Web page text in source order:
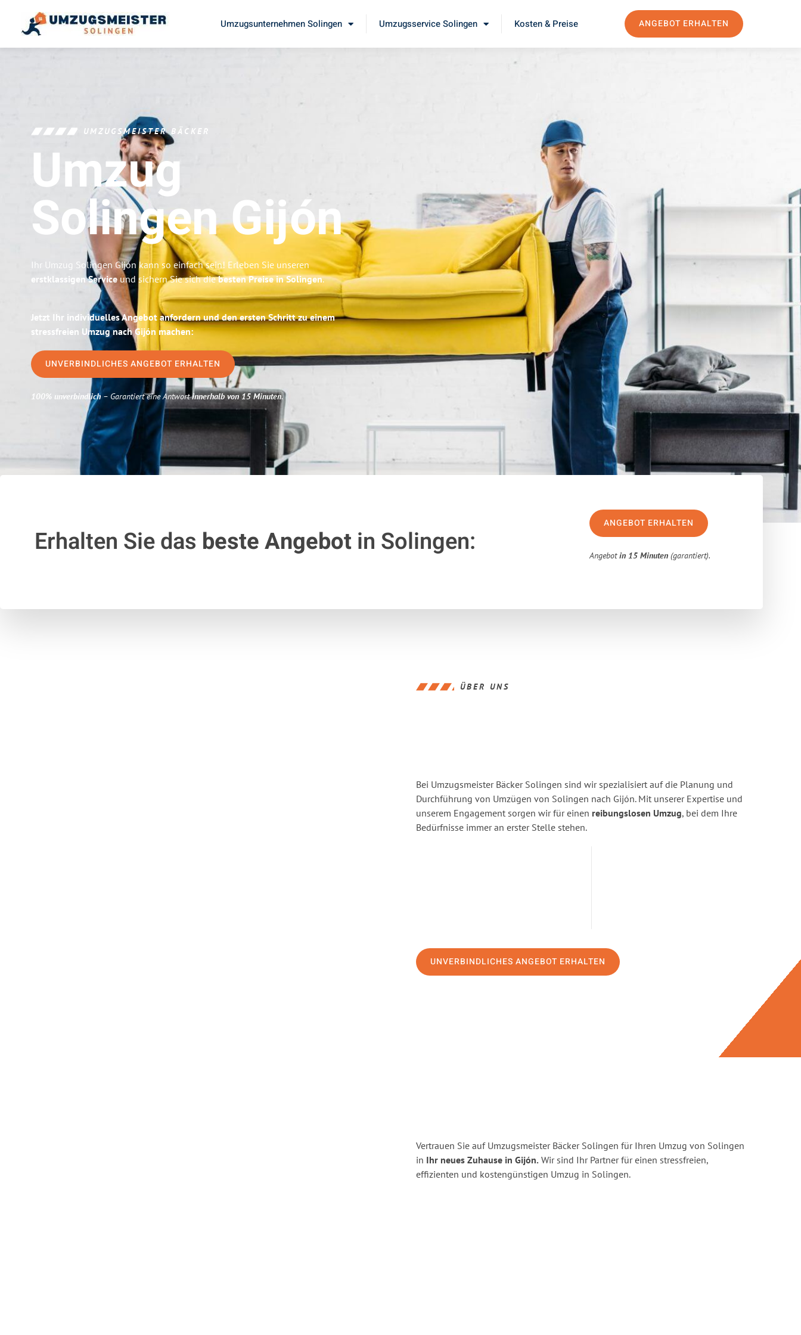
Umzugsunternehmen Solingen Umzugsservice Solingen Kosten & Preise ANGEBOT ERHALTEN
UMZUGSMEISTER BÄCKER
Umzug
SolingenGijón
Ihr Umzug Solingen Gijón kann so einfach sein! Erleben Sie unseren
erstklassigen Service und sichern Sie sich diebesten Preise in Solingen.
Jetzt Ihr individuelles Angebot anfordern und den ersten Schritt zu einem
stressfreien Umzug nach Gijón machen:
UNVERBINDLICHES ANGEBOT ERHALTEN
100% unverbindlich– Garantiert eine Antwortinnerhalb von 15 Minuten.
Erhalten Sie das beste Angebotin Solingen:
ANGEBOT ERHALTEN
Angebotin 15 Minuten (garantiert).
ÜBER UNS
Bei Umzugsmeister Bäcker Solingen sind wir spezialisiert auf die Planung und
Durchführung von Umzügen von Solingen nach Gijón. Mit unserer Expertise und
unserem Engagement sorgen wir für einen reibungslosen Umzug, bei dem Ihre
Bedürfnisse immer an erster Stelle stehen.
UNVERBINDLICHES ANGEBOT ERHALTEN
Vertrauen Sie auf Umzugsmeister Bäcker Solingen für Ihren Umzug von Solingen
in Ihr neues Zuhause in Gijón. Wir sind Ihr Partner für einen stressfreien,
effizienten und kostengünstigen Umzug in Solingen.